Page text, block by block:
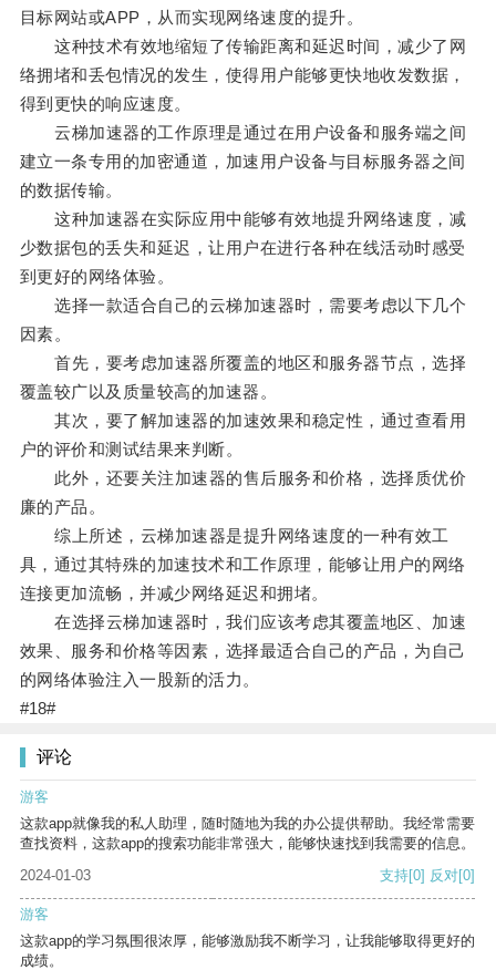
目标网站或APP，从而实现网络速度的提升。
这种技术有效地缩短了传输距离和延迟时间，减少了网
络拥堵和丢包情况的发生，使得用户能够更快地收发数据，
得到更快的响应速度。
云梯加速器的工作原理是通过在用户设备和服务端之间
建立一条专用的加密通道，加速用户设备与目标服务器之间
的数据传输。
这种加速器在实际应用中能够有效地提升网络速度，减
少数据包的丢失和延迟，让用户在进行各种在线活动时感受
到更好的网络体验。
选择一款适合自己的云梯加速器时，需要考虑以下几个
因素。
首先，要考虑加速器所覆盖的地区和服务器节点，选择
覆盖较广以及质量较高的加速器。
其次，要了解加速器的加速效果和稳定性，通过查看用
户的评价和测试结果来判断。
此外，还要关注加速器的售后服务和价格，选择质优价
廉的产品。
综上所述，云梯加速器是提升网络速度的一种有效工
具，通过其特殊的加速技术和工作原理，能够让用户的网络
连接更加流畅，并减少网络延迟和拥堵。
在选择云梯加速器时，我们应该考虑其覆盖地区、加速
效果、服务和价格等因素，选择最适合自己的产品，为自己
的网络体验注入一股新的活力。
#18#
评论
游客
这款app就像我的私人助理，随时随地为我的办公提供帮助。我经常需要
查找资料，这款app的搜索功能非常强大，能够快速找到我需要的信息。
2024-01-03
支持[0] 反对[0]
游客
这款app的学习氛围很浓厚，能够激励我不断学习，让我能够取得更好的
成绩。